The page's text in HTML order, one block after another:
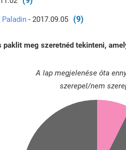
- 2017.09.05 (9)
paklit meg szeretnéd tekinteni,
A lap megjelenése óta
szerepel/nem